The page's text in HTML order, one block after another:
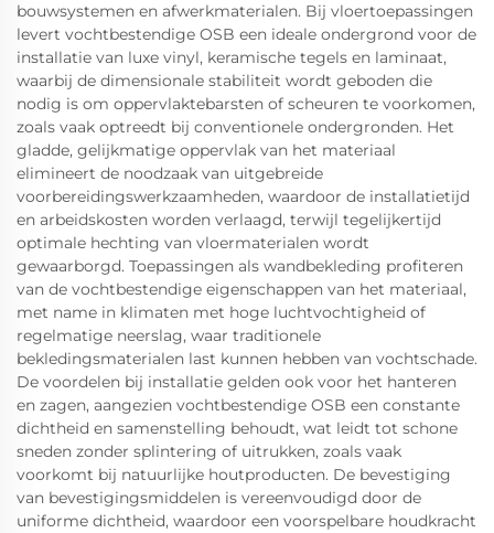
bouwsystemen en afwerkmaterialen. Bij vloertoepassingen
levert vochtbestendige OSB een ideale ondergrond voor de
installatie van luxe vinyl, keramische tegels en laminaat,
waarbij de dimensionale stabiliteit wordt geboden die
nodig is om oppervlaktebarsten of scheuren te voorkomen,
zoals vaak optreedt bij conventionele ondergronden. Het
gladde, gelijkmatige oppervlak van het materiaal
elimineert de noodzaak van uitgebreide
voorbereidingswerkzaamheden, waardoor de installatietijd
en arbeidskosten worden verlaagd, terwijl tegelijkertijd
optimale hechting van vloermaterialen wordt
gewaarborgd. Toepassingen als wandbekleding profiteren
van de vochtbestendige eigenschappen van het materiaal,
met name in klimaten met hoge luchtvochtigheid of
regelmatige neerslag, waar traditionele
bekledingsmaterialen last kunnen hebben van vochtschade.
De voordelen bij installatie gelden ook voor het hanteren
en zagen, aangezien vochtbestendige OSB een constante
dichtheid en samenstelling behoudt, wat leidt tot schone
sneden zonder splintering of uitrukken, zoals vaak
voorkomt bij natuurlijke houtproducten. De bevestiging
van bevestigingsmiddelen is vereenvoudigd door de
uniforme dichtheid, waardoor een voorspelbare houdkracht